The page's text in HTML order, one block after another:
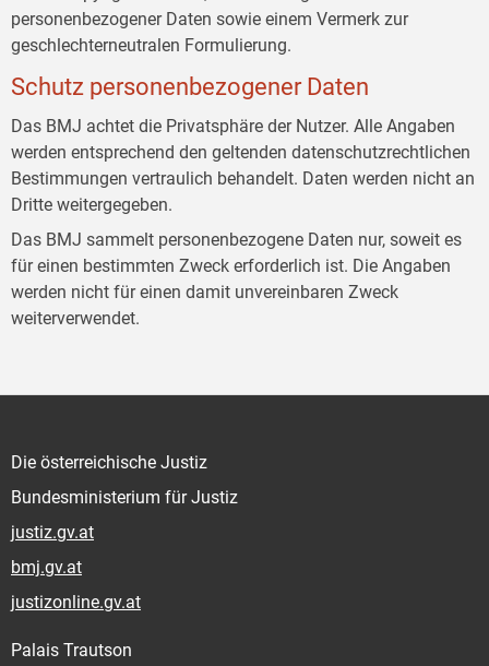
personenbezogener Daten sowie einem Vermerk zur
geschlechterneutralen Formulierung.
Schutz personenbezogener Daten
Das BMJ achtet die Privatsphäre der Nutzer. Alle Angaben
werden entsprechend den geltenden datenschutzrechtlichen
Bestimmungen vertraulich behandelt. Daten werden nicht an
Dritte weitergegeben.
Das BMJ sammelt personenbezogene Daten nur, soweit es
für einen bestimmten Zweck erforderlich ist. Die Angaben
werden nicht für einen damit unvereinbaren Zweck
weiterverwendet.
Die österreichische Justiz
Bundesministerium für Justiz
justiz.gv.at
bmj.gv.at
justizonline.gv.at
Palais Trautson